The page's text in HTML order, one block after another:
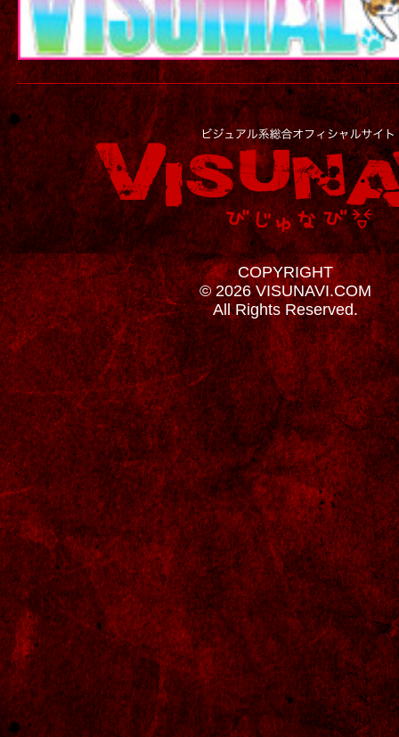
COPYRIGHT
© 2026 VISUNAVI.COM
All Rights Reserved.